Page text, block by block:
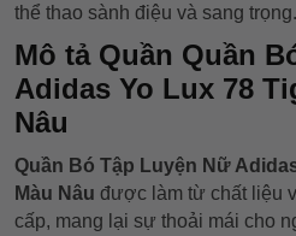
thể thao sành điệu và sang trọng.
Mô tả Quần Quần
Adidas Yo Lux 78
Nâu
Quần Bó Tập Luyện Nữ
Màu Nâu được làm từ chất liệu
cấp, mang lại sự thoải mái cho